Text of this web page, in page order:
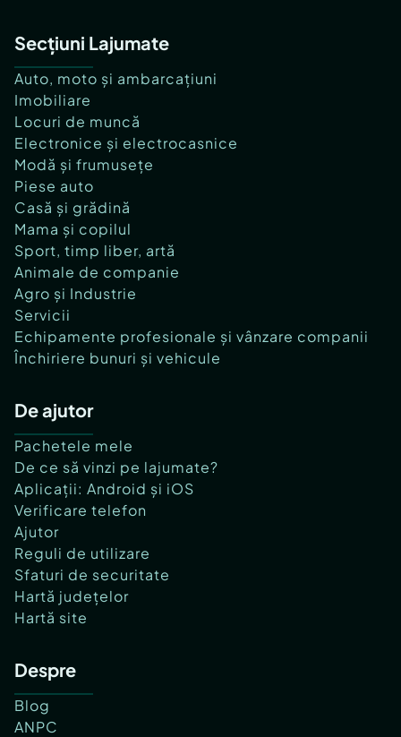
Secțiuni Lajumate
Auto, moto și ambarcațiuni
Imobiliare
Locuri de muncă
Electronice și electrocasnice
Modă și frumusețe
Piese auto
Casă și grădină
Mama și copilul
Sport, timp liber, artă
Animale de companie
Agro și Industrie
Servicii
Echipamente profesionale și vânzare companii
Închiriere bunuri și vehicule
De ajutor
Pachetele mele
De ce să vinzi pe lajumate?
Aplicații: Android și iOS
Verificare telefon
Ajutor
Reguli de utilizare
Sfaturi de securitate
Hartă județelor
Hartă site
Despre
Blog
ANPC